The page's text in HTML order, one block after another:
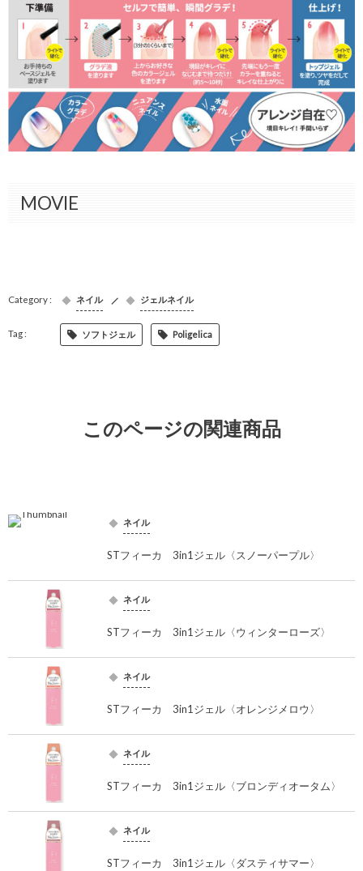
MOVIE
ネイル ジェルネイル
ソフトジェル Poligelica
このページの関連商品
ネイル
STフィーカ 3in1ジェル〈スノーパープル〉
ネイル
STフィーカ 3in1ジェル〈ウィンターローズ〉
ネイル
STフィーカ 3in1ジェル〈オレンジメロウ〉
ネイル
STフィーカ 3in1ジェル〈ブロンディオータム〉
ネイル
STフィーカ 3in1ジェル〈ダスティサマー〉